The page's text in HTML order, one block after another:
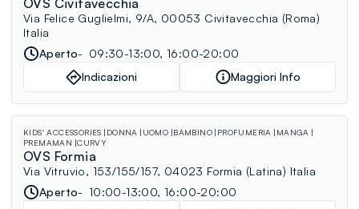
Via Felice Guglielmi, 9/A, 00053 Civitavecchia (Roma)
Italia
Aperto
09:30-13:00, 16:00-20:00
Indicazioni
Maggiori Info
KIDS' ACCESSORIES DONNA UOMO BAMBINO PROFUMERIA
MANGA
PREMAMAN CURVY
OVS Formia
Via Vitruvio, 153/155/157, 04023 Formia (Latina) Italia
Aperto
10:00-13:00, 16:00-20:00